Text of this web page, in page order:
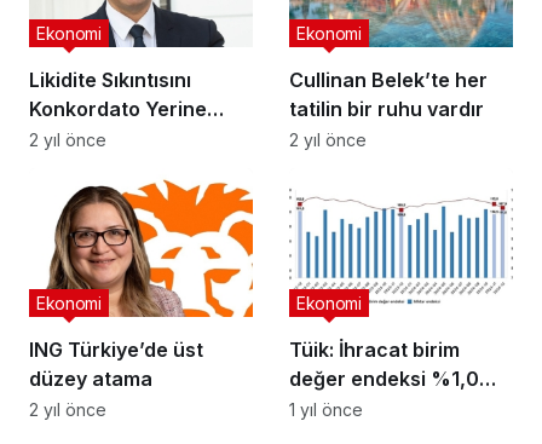
Likidite Sıkıntısını
Konkordato Yerine
Finansal Yeniden
Mümkün
Ekonomi
2 yıl önce
Cullinan Belek’te her
tatilin bir ruhu vardır
Ekonomi
2 yıl önce
ING Türkiye’de üst
düzey atama
Ekonomi
2 yıl önce
Tüik: İhracat birim
değer endeksi %1,0
arttı
Ekonomi
1 yıl önce